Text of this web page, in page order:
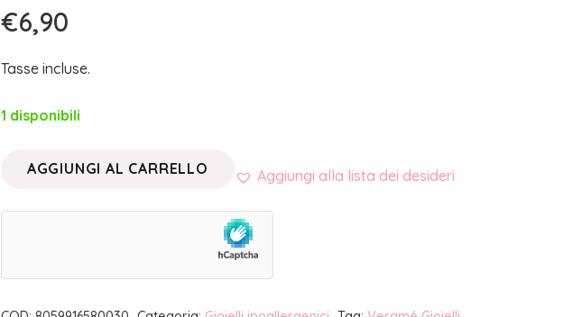
€6,90
Tasse incluse.
1 disponibili
ARGENTO
AGGIUNGI AL CARRELLO Aggiungi alla lista dei desideri